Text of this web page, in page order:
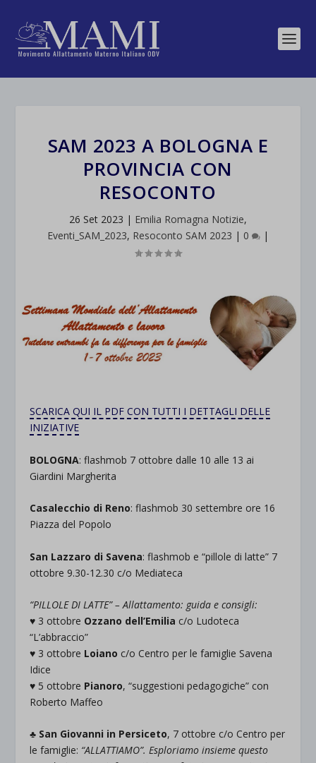
SAM 2023 A BOLOGNA E
PROVINCIA CON
RESOCONTO
26 Set 2023 | Emilia Romagna Notizie,
Eventi_SAM_2023, Resoconto SAM 2023 | 0 |
SCARICA QUI IL PDF CON TUTTI I DETTAGLI DELLE
INIZIATIVE
BOLOGNA: flashmob 7 ottobre dalle 10 alle 13 ai
Giardini Margherita
Casalecchio di Reno: flashmob 30 settembre ore 16
Piazza del Popolo
San Lazzaro di Savena: flashmob e “pillole di latte” 7
ottobre 9.30-12.30 c/o Mediateca
“PILLOLE DI LATTE” – Allattamento: guida e consigli:
♥ 3 ottobre Ozzano dell’Emilia c/o Ludoteca
“L’abbraccio”
♥ 3 ottobre Loiano c/o Centro per le famiglie Savena
Idice
♥ 5 ottobre Pianoro, “suggestioni pedagogiche” con
Roberto Maffeo
♣ San Giovanni in Persiceto, 7 ottobre c/o Centro per
le famiglie: “ALLATTIAMO”. Esploriamo insieme questo